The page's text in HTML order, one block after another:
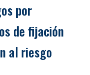
por
de fijación
al riesgo